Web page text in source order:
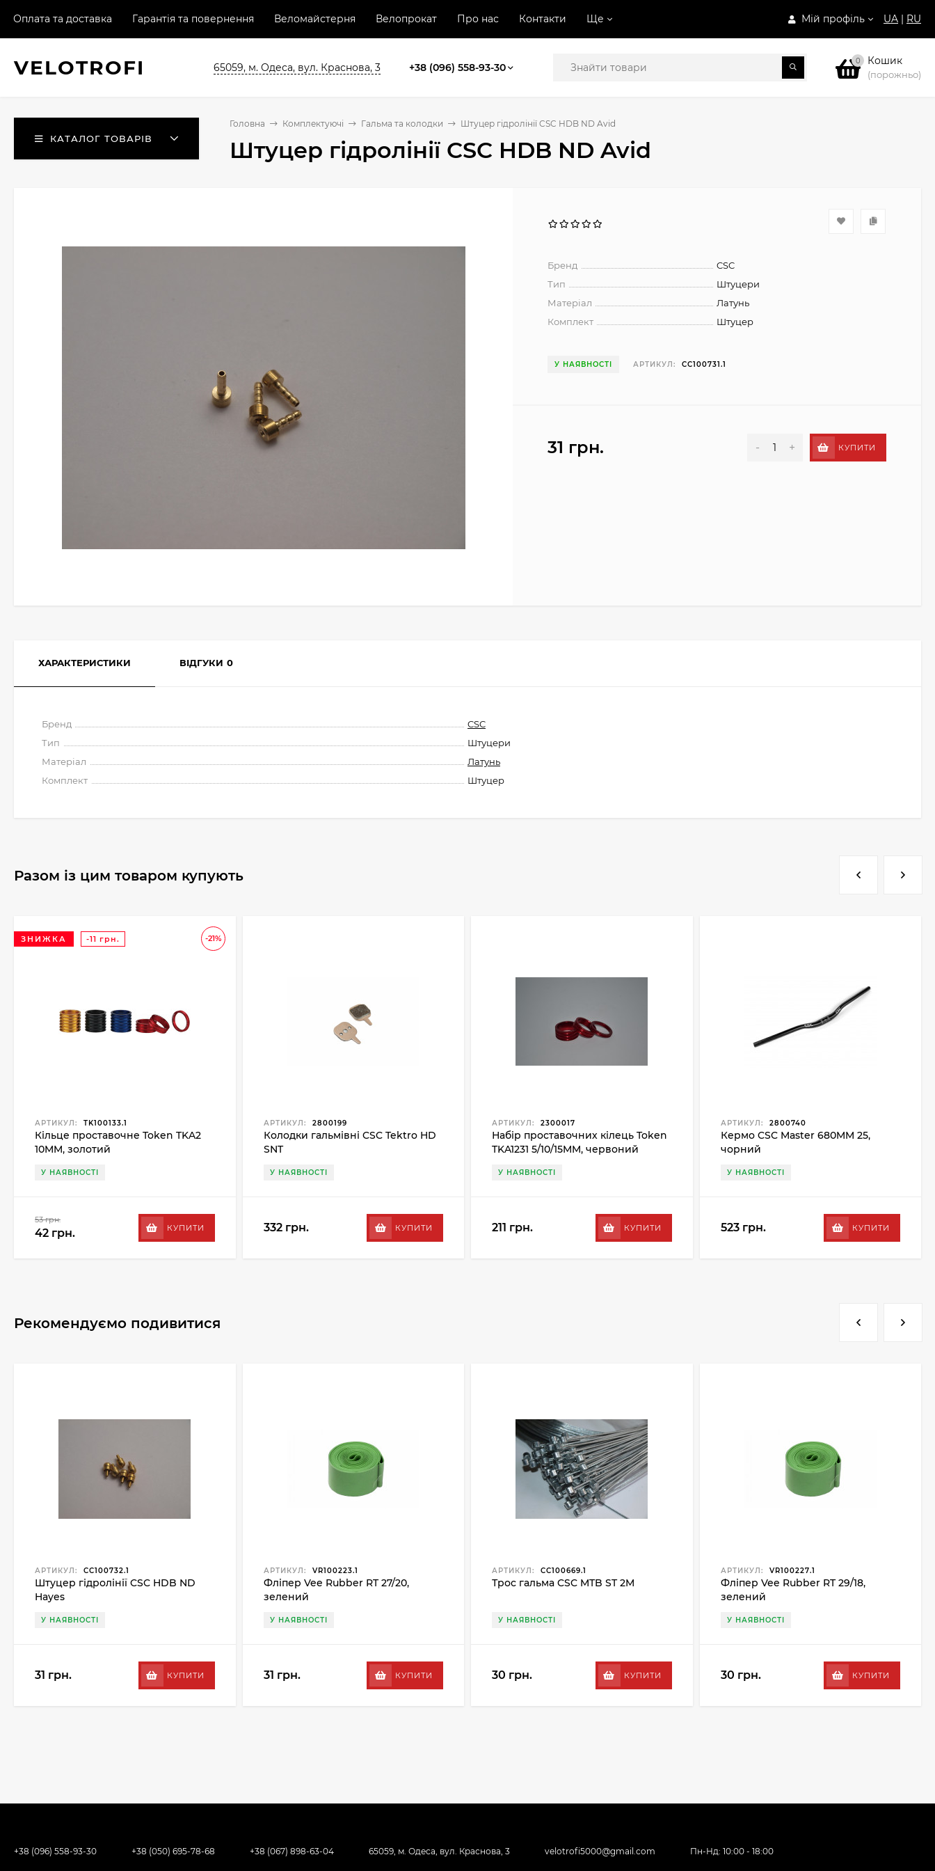
Мій профіль UA | RU
Оплата та доставка Гарантія та повернення Веломайстерня Велопрокат Про нас Контакти Ще
VELOTROFI 65059, м. Одеса, вул. Краснова, 3 +38 (096) 558-93-30 0 Кошик
(порожньо)
КАТАЛОГ ТОВАРІВ
Головна Комплектуючі Гальма та колодки Штуцер гідролінії CSC HDB ND Avid
Штуцер гідролінії CSC HDB ND Avid
Бренд
CSC
Тип
Штуцери
Матеріал
Латунь
Комплект
Штуцер
У НАЯВНОСТІ АРТИКУЛ: CC100731.1
31 грн. - + КУПИТИ
ХАРАКТЕРИСТИКИ ВІДГУКИ 0
Бренд
CSC
Тип
Штуцери
Матеріал
Латунь
Комплект
Штуцер
Разом із цим товаром купують
-21%
ЗНИЖКА -11 грн.
АРТИКУЛ: TK100133.1
Кільце проставочне Token TKA2
10MM, золотий
У НАЯВНОСТІ
53 грн.
42 грн. КУПИТИ
АРТИКУЛ: 2800199
Колодки гальмівні CSC Tektro HD
SNT
У НАЯВНОСТІ
332 грн. КУПИТИ
АРТИКУЛ: 2300017
Набір проставочних кілець Token
TKA1231 5/10/15MM, червоний
У НАЯВНОСТІ
211 грн. КУПИТИ
АРТИКУЛ: 2800740
Кермо CSC Master 680MM 25,
чорний
У НАЯВНОСТІ
523 грн. КУПИТИ
Рекомендуємо подивитися
АРТИКУЛ: CC100732.1
Штуцер гідролінії CSC HDB ND
Hayes
У НАЯВНОСТІ
31 грн. КУПИТИ
АРТИКУЛ: VR100223.1
Фліпер Vee Rubber RT 27/20,
зелений
У НАЯВНОСТІ
31 грн. КУПИТИ
АРТИКУЛ: CC100669.1
Трос гальма CSC MTB ST 2M
У НАЯВНОСТІ
30 грн. КУПИТИ
АРТИКУЛ: VR100227.1
Фліпер Vee Rubber RT 29/18,
зелений
У НАЯВНОСТІ
30 грн. КУПИТИ
+38 (096) 558-93-30 +38 (050) 695-78-68 +38 (067) 898-63-04 65059, м. Одеса, вул. Краснова, 3 velotrofi5000@gmail.com Пн-Нд: 10:00 - 18:00